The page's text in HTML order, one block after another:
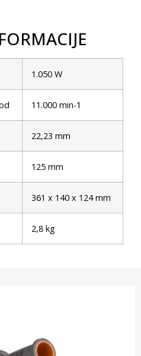
1.050 W
11.000 min-1
22,23 mm
125 mm
361 x 140 x 124 mm
2,8 kg